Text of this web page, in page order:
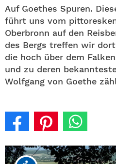
Auf Goethes Spuren.
führt uns vom
Oberbronn auf den
des Bergs treffen wir
die hoch über dem
und zu deren
Wolfgang von Goethe